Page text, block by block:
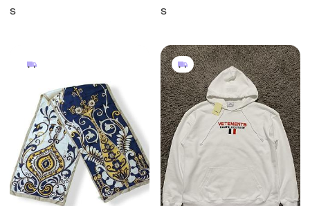
made in portugal
S
оверсайз унісекс made in
S